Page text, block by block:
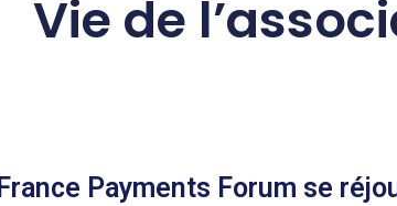
Vie de
France Payments Forum se